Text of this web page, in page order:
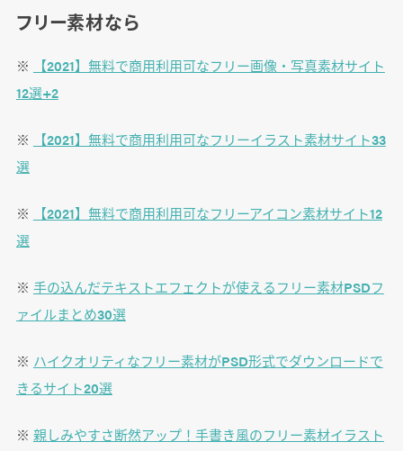
フリー素材なら
※
【2021】無料で商用利用可なフリー画像・写真素材サイト
12選+2
※
【2021】無料で商用利用可なフリーイラスト素材サイト33
選
※
【2021】無料で商用利用可なフリーアイコン素材サイト12
選
※ 手の込んだテキストエフェクトが使えるフリー素材PSDフ
ァイルまとめ30選
※ ハイクオリティなフリー素材がPSD形式でダウンロードで
きるサイト20選
※ 親しみやすさ断然アップ！手書き風のフリー素材イラスト